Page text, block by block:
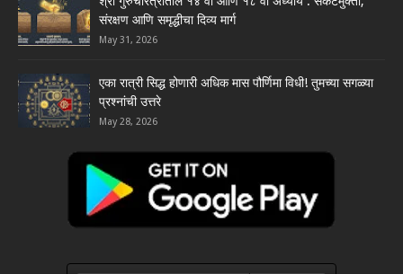
संरक्षण आणि समृद्धीचा दिव्य मार्ग
May 31, 2026
एका रात्री सिद्ध होणारी अधिक मास पौर्णिमा विधी! तुमच्या सगळ्या
प्रश्नांची उत्तरे
May 28, 2026